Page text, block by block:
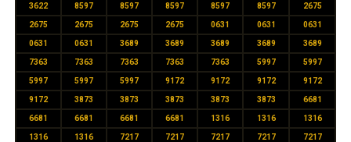
3622 8597 8597 8597 8597 8597 2675
2675 2675 2675 2675 0631 0631 0631
0631 0631 3689 3689 3689 3689 3689
7363 7363 7363 7363 7363 5997 5997
5997 5997 5997 9172 9172 9172 9172
9172 3873 3873 3873 3873 3873 6681
6681 6681 6681 6681 1316 1316 1316
1316 1316 7217 7217 7217 7217 7217